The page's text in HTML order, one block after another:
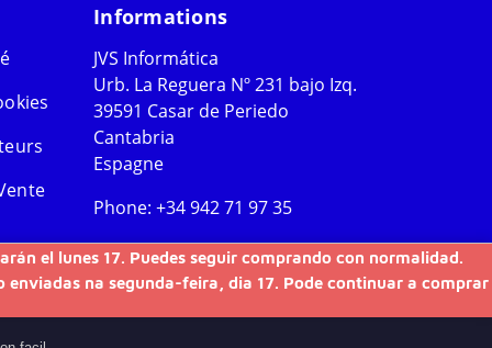
el lunes 17. Puedes seguir comprando con normalidad.
enviadas na segunda-feira, dia 17. Pode continuar a comprar
Informations
JVS Informática
Urb. La Reguera Nº 231 bajo Izq.
39591 Casar de Periedo
Cantabria
Espagne
Phone: +34 942 71 97 35
WhatsApp:+34 644 46 49 60